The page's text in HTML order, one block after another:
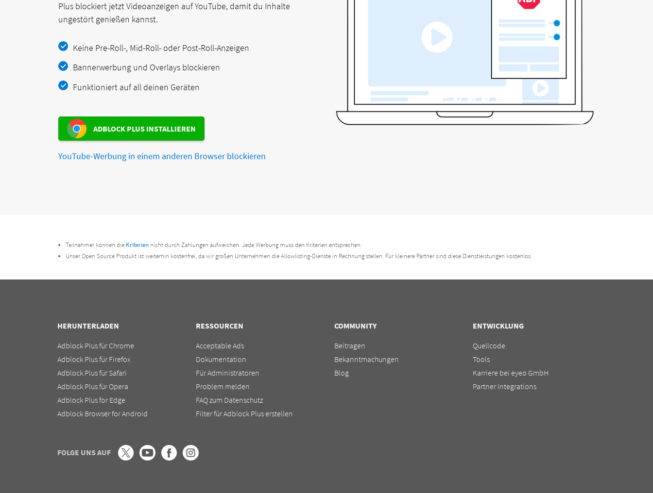
Plus blockiert jetzt Videoanzeigen auf YouTube, damit du Inhalte
ungestört genießen kannst.
Keine Pre-Roll-, Mid-Roll- oder Post-Roll-Anzeigen
Bannerwerbung und Overlays blockieren
Funktioniert auf all deinen Geräten
ADBLOCK PLUS INSTALLIEREN
YouTube-Werbung in einem anderen Browser blockieren
Teilnehmer können die Kriteriennicht durch Zahlungen aufweichen. Jede Werbung muss den Kriterien entsprechen.
Unser Open Source Produkt ist weiterhin kostenfrei, da wir großen Unternehmen die Allowlisting-Dienste in Rechnung stellen. Für kleinere Partner sind diese Dienstleistungen kostenlos.
HERUNTERLADEN
Adblock Plus für Chrome
Adblock Plus für Firefox
Adblock Plus für Safari
Adblock Plus für Opera
Adblock Plus for Edge
Adblock Browser for Android
RESSOURCEN
Acceptable Ads
Dokumentation
Für Administratoren
Problem melden
FAQ zum Datenschutz
Filter für Adblock Plus erstellen
COMMUNITY
Beitragen
Bekanntmachungen
Blog
ENTWICKLUNG
Quellcode
Tools
Karriere bei eyeo GmbH
Partner Integrations
FOLGE UNS AUF